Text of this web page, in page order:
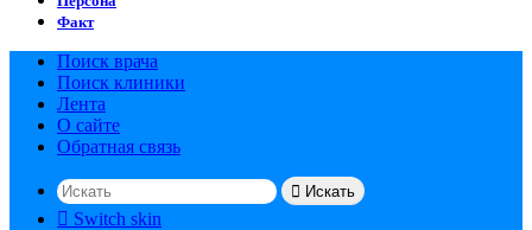
Факт
Поиск врача
Поиск клиники
Лента
О сайте
Обратная связь
Искать
Switch skin